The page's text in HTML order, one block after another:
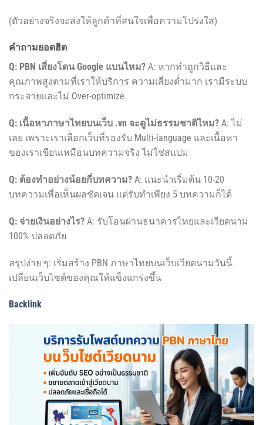
(ตัวอย่างจริงจะส่งให้ลูกค้าที่สนใจเพื่อความโปร่งใส)
คำถามยอดฮิต
Q: PBN เสี่ยงโดน Google แบนไหม? A: หากทำถูกวิธีและ
คุณภาพสูงตามที่เราให้บริการ ความเสี่ยงต่ำมาก เรามีระบบ
กระจายและไม่ Over-optimize
Q: เนื้อหาภาษาไทยบนเว็บ .vn จะดูไม่ธรรมชาติไหม? A: ไม่
เลย เพราะเราเลือกเว็บที่รองรับ Multi-language และเนื้อหา
ของเราเขียนเหมือนบทความจริง ไม่ใช่สแปม
Q: ต้องทำอย่างน้อยกี่บทความ? A: แนะนำเริ่มต้น 10-20
บทความเพื่อเห็นผลชัดเจน แต่รับทำเพียง 5 บทความก็ได้
Q: จ่ายเงินอย่างไร? A: รับโอนผ่านธนาคารไทยและเวียดนาม
100% ปลอดภัย
สรุปง่าย ๆ: เริ่มสร้าง PBN ภาษาไทยบนเว็บเวียดนามวันนี้
เปลี่ยนเว็บไซต์ของคุณให้แข็งแกร่งขึ้น
Backlink